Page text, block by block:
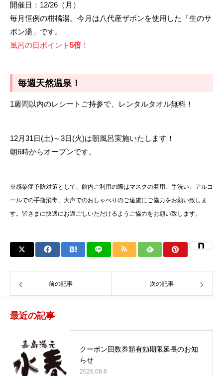
開催日：12/26（月）
毎月恒例の柑橘湯。今月は八代産ザボンを使用した「生のサ
ボン湯」です。
風呂の日ポイント5倍 ！
毎週天然温泉！
1週間以内のレシートご持参で、レンタルタオル無料！
12月31日(土)～3日(火)は朝風呂実施いたします！
朝6時からオープンです。
※感染症予防対策として、館内ご利用の際はマスクの着用、手洗い、アルコ
ールでの手指消毒、大声でのおしゃべりのご遠慮にご協力をお願い致しま
す。皆さまに快適にお過ごしいただけるようご協力をお願い致します。
前の記事 次の記事
最近の記事
クーポン回数券類有効期限延長のお知
らせ
2026.08.6